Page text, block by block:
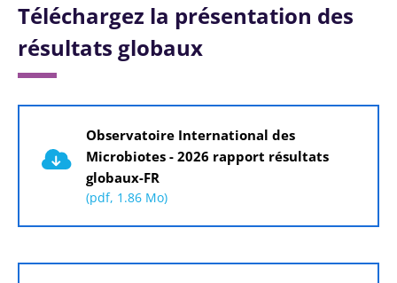
Téléchargez la présentation des
résultats globaux
Observatoire International des
Microbiotes - 2026 rapport résultats
globaux-FR
(pdf, 1.86 Mo)